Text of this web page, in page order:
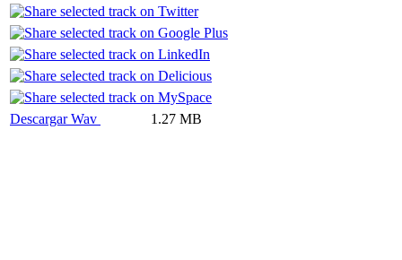
Descargar Wav 1.27 MB